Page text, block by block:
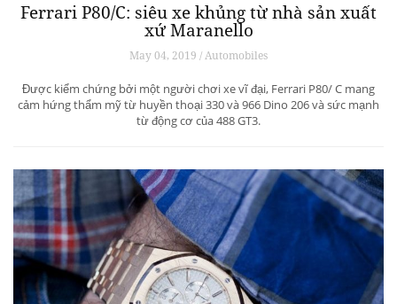
Ferrari P80/C: siêu xe khủng từ ​​nhà sản xuất
xứ Maranello
May 04, 2019 / Automobiles
Được kiểm chứng bởi một người chơi xe vĩ đại, Ferrari P80/ C mang
cảm hứng thẩm mỹ từ huyền thoại 330 và 966 Dino 206 và sức mạnh
từ động cơ của 488 GT3.